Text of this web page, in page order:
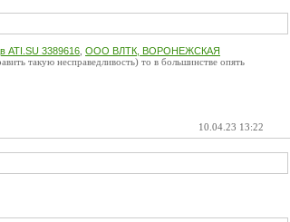
3389616 ООО ВЛТК, ВОРОНЕЖСКАЯ
такую несправедливость) то в большинстве опять
10.04.23 13:22